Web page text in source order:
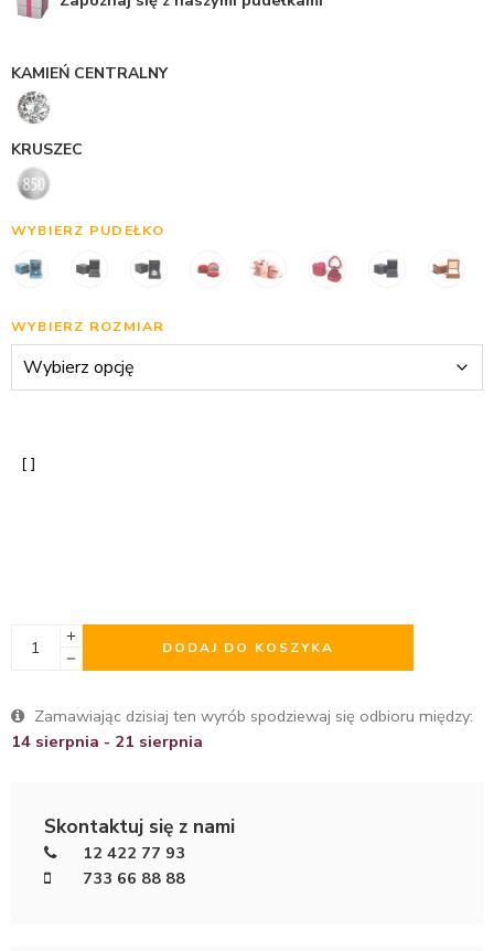
KAMIEŃ CENTRALNY
KRUSZEC
WYBIERZ PUDEŁKO
WYBIERZ ROZMIAR
DODAJ DO KOSZYKA
Zamawiając dzisiaj ten wyrób spodziewaj się odbioru między:
14 sierpnia - 21 sierpnia
Skontaktuj się z nami
12 422 77 93
733 66 88 88